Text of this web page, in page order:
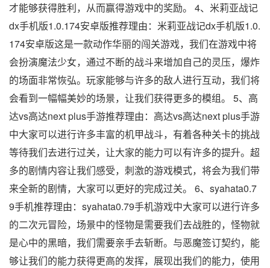
才能够获得胜利，从而赢得游戏中的奖励。 4、米莉亚战记
dx手机版1.0.174安卓版推荐理由：米莉亚战记dx手机版1.0.
174安卓版这是一款动作华丽的闯关游戏，我们在游戏中将
会扮演魔法少女，通过不断的战斗来增加自己的灵压，爆炸
的场面非常恢弘。玩家能够与许多的敌人进行互动，我们将
会看到一幅幅美妙的场景，让我们获得更多的模组。 5、高
达vs高达next plus手游推荐理由：高达vs高达next plus手游
中大家可以进行许多丰富的机甲战斗，有着各种关卡的挑战
等待我们去进行过关，让大家的能力可以有许多的提升。超
多的剧情内容让我们感受，刺激的游戏模式，将会为我们带
来全新的剧情，大家可以更好的完成过关。 6、syahata0.7
9手机推荐理由：syahata0.79手机游戏中大家可以进行许多
的二次元冒险，场景中的怪物是需要我们去战胜的，怪物就
是心中的黑暗，我们需要亲手去斩断。与恶魔签订契约，能
够让我们的能力获得更高的发挥，展现出我们的能力，使用